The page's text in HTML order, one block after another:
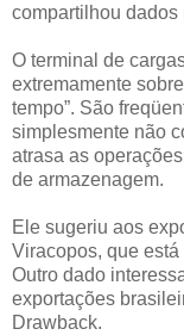
compartilhou dados
O terminal de
extremamente
tempo”. São
simplesmente não
atrasa as
de armazenagem.
Ele sugeriu aos
Viracopos, que
Outro dado
exportações
Drawback.